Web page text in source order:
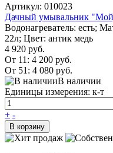
Артикул: 010023
Дачный умывальник
Водонагреватель: есть;
22л; Цвет: антик медь
4 920 руб.
От 11: 4 200 руб.
От 51: 4 080 руб.
В наличии
Единицы измерения: к-т
+ -
В корзину